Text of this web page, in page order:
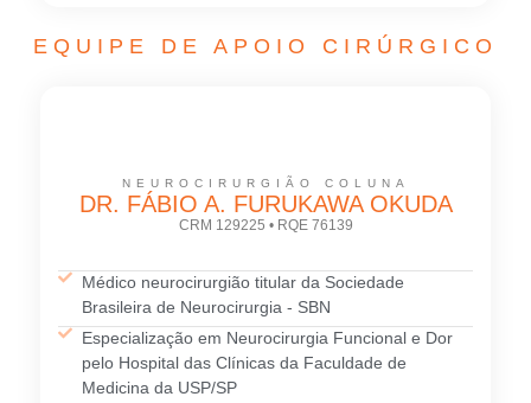
EQUIPE DE APOIO CIRÚRGICO
NEUROCIRURGIÃO COLUNA
DR. FÁBIO A. FURUKAWA OKUDA
CRM 129225 • RQE 76139
Médico neurocirurgião titular da Sociedade
Brasileira de Neurocirurgia - SBN
Especialização em Neurocirurgia Funcional e Dor
pelo Hospital das Clínicas da Faculdade de
Medicina da USP/SP